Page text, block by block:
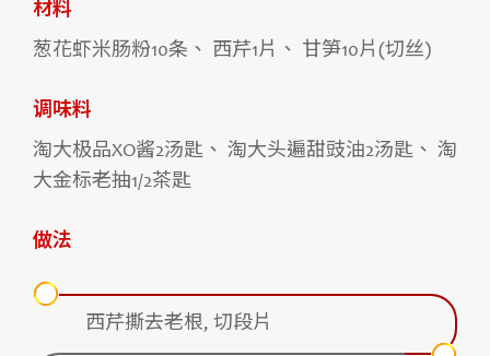
材料
葱花虾米肠粉10条、 西芹1片、 甘笋10片(切丝)
调味料
淘大极品XO酱2汤匙、 淘大头遍甜豉油2汤匙、 淘
大金标老抽1/2茶匙
做法
西芹撕去老根, 切段片